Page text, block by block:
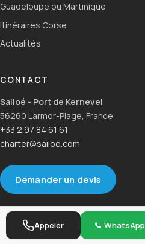
Guadeloupe ou Martinique
Itinéraires Corse
Actualités
CONTACT
Sailoé - Port de Kernevel
56260 Larmor-Plage, France
+33 2 97 84 61 61
charter@sailoe.com
Demander un devis
Appeler WhatsApp